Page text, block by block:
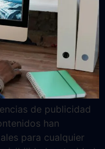
de publicidad
han
para cualquier